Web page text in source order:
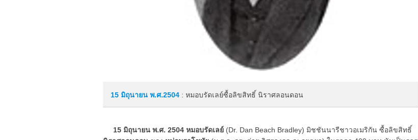
15 มิถุนายน พ.ศ.2504 : หมอบรัดเลย์ซื้อลิขสิทธิ์ นิราศลอนดอน
15 มิถุนายน พ.ศ. 2504 หมอบรัดเลย์ (Dr. Dan Beach Bradley) มิชชันนารีชาวอเมริกัน ซื้อลิขสิทธิ์